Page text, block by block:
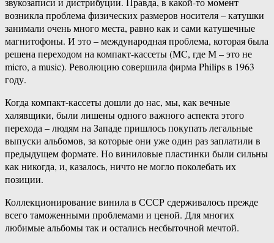
возникла проблема физических размеров носителя – катушки
занимали очень много места, равно как и сами катушечные
магнитофоны. И это – международная проблема, которая была
решена переходом на компакт-кассеты (MC, где М – это не
micro, а music). Революцию совершила фирма Philips в 1963
году.
Когда компакт-кассеты дошли до нас, мы, как вечные
халявщики, были лишены одного важного аспекта этого
перехода – людям на Западе пришлось покупать легальные
выпуски альбомов, за которые они уже один раз заплатили в
предыдущем формате. Но виниловые пластинки были сильны
как никогда, и, казалось, ничто не могло поколебать их
позиции.
Коллекционирование винила в СССР сдерживалось прежде
всего таможенными проблемами и ценой. Для многих
любимые альбомы так и остались несбыточной мечтой.